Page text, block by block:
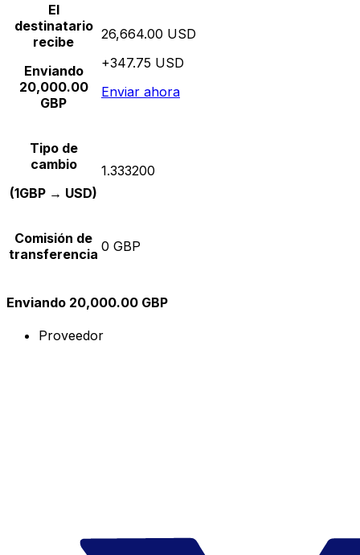
El
destinatario
recibe
Enviando
20,000.00
GBP
26,664.00 USD
+347.75 USD
Enviar ahora
Tipo de
cambio
(1GBP → USD)
1.333200
Comisión de
transferencia 0 GBP
Enviando 20,000.00 GBP
Proveedor